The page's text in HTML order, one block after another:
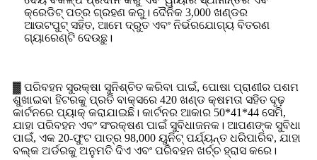
କ୍ରେଡିଟ୍ ପତ୍ର ଗ୍ରହଣ କରୁ। ଦୈନିକ 3,000 ଖଣ୍ଡର
ଆଉଟପୁଟ୍ ସହିତ, ଆମେ ଦ୍ରୁତ ଏବଂ ନିର୍ଭରଯୋଗ୍ୟ ବିତରଣ
ଗ୍ୟାରେଣ୍ଟି ଦେଉଛୁ।
▓ ପରିବହନ ସୁରକ୍ଷା ସୁନିଶ୍ଚିତ କରିବା ପାଇଁ, ପୋଷା ପ୍ରାଣୀର ପଶମ
ଶୁଖାଇବା ହିଟରକୁ ପ୍ରତି ବାକ୍ସରେ 420 ଖଣ୍ଡ କ୍ଷମତା ସହିତ ଦୃଢ଼
କାର୍ଟନରେ ପ୍ୟାକ୍ କରାଯାଇଛି। କାର୍ଟନର ଆକାର 50*41*44 ସେମି,
ଯାହା ପରିବହନ ଏବଂ ସଂରକ୍ଷଣ ପାଇଁ ସୁବିଧାଜନକ। ଆପଣଙ୍କ ସୁବିଧା
ପାଇଁ, ଏକ 20-ଫୁଟ ପାତ୍ର 98,000 ୟୁନିଟ୍ ପର୍ଯ୍ୟନ୍ତ ଧରିପାରିବ, ଯାହା
ବଲ୍କ ଅର୍ଡରକୁ ଅନୁମତି ଦିଏ ଏବଂ ପରିବହନ ଖର୍ଚ୍ଚ ହ୍ରାସ କରେ।